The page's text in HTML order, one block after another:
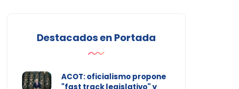
Destacados en Portada
ACOT: oficialismo propone